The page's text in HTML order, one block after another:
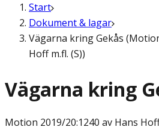
Start
Dokument & lagar
Vägarna kring Gekås
Hoff m.fl. (S))
Vägarna kring
Motion 2019/20:1240 av Hans